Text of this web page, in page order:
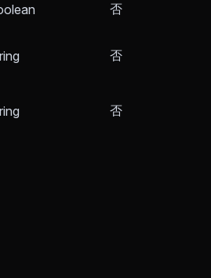
否
否
否